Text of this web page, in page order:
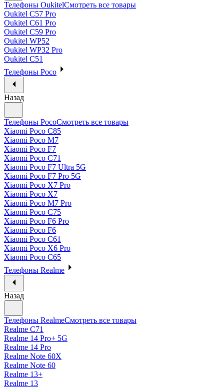
Телефоны OukitelСмотреть все товары
Oukitel C57 Pro
Oukitel C61 Pro
Oukitel C59 Pro
Oukitel WP52
Oukitel WP32 Pro
Oukitel C51
Телефоны Poco
Назад
Телефоны PocoСмотреть все товары
Xiaomi Poco C85
Xiaomi Poco M7
Xiaomi Poco F7
Xiaomi Poco C71
Xiaomi Poco F7 Ultra 5G
Xiaomi Poco F7 Pro 5G
Xiaomi Poco X7 Pro
Xiaomi Poco X7
Xiaomi Poco M7 Pro
Xiaomi Poco C75
Xiaomi Poco F6 Pro
Xiaomi Poco F6
Xiaomi Poco C61
Xiaomi Poco X6 Pro
Xiaomi Poco C65
Телефоны Realme
Назад
Телефоны RealmeСмотреть все товары
Realme C71
Realme 14 Pro+ 5G
Realme 14 Pro
Realme Note 60X
Realme Note 60
Realme 13+
Realme 13